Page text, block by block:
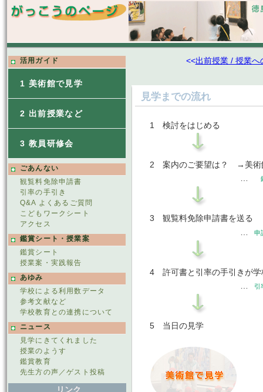
活用ガイド
1 美術館で見学
2 出前授業など
3 教員研修会
ごあんない
観覧料免除申請書
引率の手引き
Q&A よくあるご質問
こどもワークシート
アクセス
鑑賞シート・授業案
鑑賞シート
授業案・実践報告
あゆみ
学校による利用数データ
参考文献など
学校教育との連携について
ニュース
見学にきてくれました
授業のようす
鑑賞教育
先生方の声／ゲスト投稿
リンク
<<出前授業 / 授業へ
見学までの流れ
1 検討をはじめる
2 案内のご要望は？ →美術
…
3 観覧料免除申請書を送る
… 申
4 許可書と引率の手引きが学
…
引
5 当日の見学